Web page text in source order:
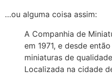
…ou alguma coisa assim:
A Companhia de
em 1971, e desde
miniaturas de
Localizada na cidade